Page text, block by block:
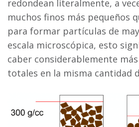
redondean literalmente, a
muchos finos más pequeños
para formar partículas de
escala microscópica, esto
caber considerablemente
totales en la misma cantidad